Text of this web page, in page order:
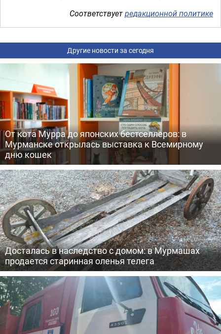
Соответствуетредакционной политике
Другие новости за сегодня
От кота Мурра до японских бестселлеров: в
Мурманске открылась выставка к Всемирному
дню кошек
Досталась в наследство с домом: в Мурмашах
продается старинная оленья телега